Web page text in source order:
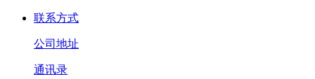
联系方式
公司地址
通讯录